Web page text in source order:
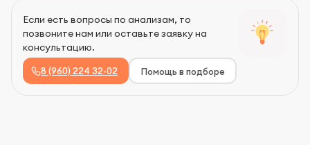
Если есть вопросы по анализам, то
позвоните нам или оставьте заявку на
консультацию.
8 (960) 224 32-02 Помощь в подборе